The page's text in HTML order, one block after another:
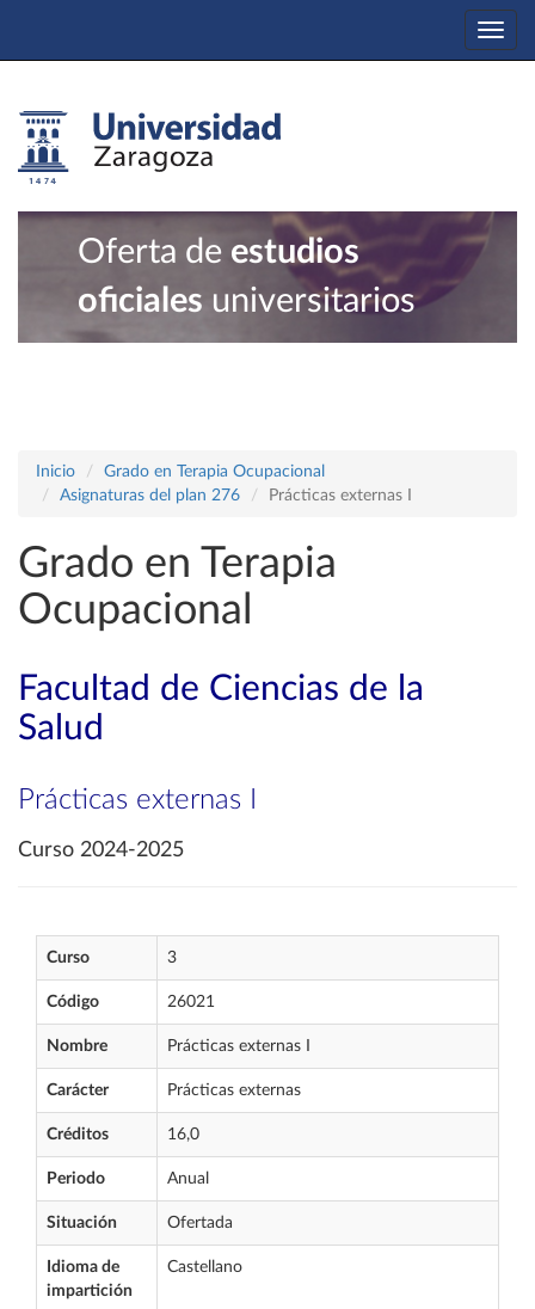
Oferta de estudios
oficiales universitarios
Inicio
Grado en Terapia Ocupacional
Asignaturas del plan 276
Prácticas externas I
Grado en Terapia
Ocupacional
Facultad de Ciencias de la
Salud
Prácticas externas I
Curso 2024-2025
Curso 3
Código 26021
Nombre Prácticas externas I
Carácter Prácticas externas
Créditos 16,0
Periodo Anual
Situación Ofertada
Idioma de
impartición
Castellano